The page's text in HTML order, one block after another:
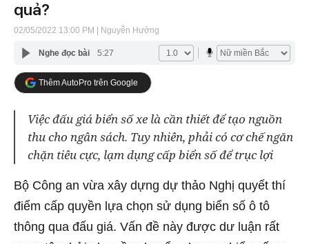
quả?
02/05/2022 13:00 PM | Nguyễn Hưởng
Nghe đọc bài 5:27
Thêm AutoPro trên Google
Việc đấu giá biển số xe là cần thiết để tạo nguồn
thu cho ngân sách. Tuy nhiên, phải có cơ chế ngăn
chặn tiêu cực, lạm dụng cấp biển số để trục lợi
Bộ Công an vừa xây dựng dự thảo Nghị quyết thí
điểm cấp quyền lựa chọn sử dụng biển số ô tô
thông qua đấu giá. Vấn đề này được dư luận rất